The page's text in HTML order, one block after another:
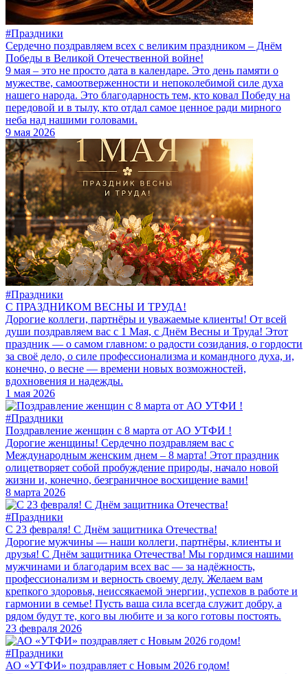
#Праздники
Сердечно поздравляем всех с великим праздником – Днём
Победы в Великой Отечественной войне!
9 мая – это не просто дата в календаре. Это день памяти о
мужестве, самоотверженности и непоколебимой силе духа
нашего народа. Это благодарность тем, кто ковал Победу на
передовой и в тылу, кто отдал самое ценное ради мирного
неба над нашими головами.
9 мая 2026
#Праздники
С ПРАЗДНИКОМ ВЕСНЫ И ТРУДА!
Дорогие коллеги, партнёры и уважаемые клиенты! От всей
души поздравляем вас с 1 Мая, с Днём Весны и Труда! Этот
праздник — о самом главном: о радости созидания, о гордости
за своё дело, о силе профессионализма и командного духа, и,
конечно, о весне — времени новых возможностей,
вдохновения и надежды.
1 мая 2026
#Праздники
Поздравление женщин с 8 марта от АО УТФИ !
Дорогие женщины! Сердечно поздравляем вас с
Международным женским днем – 8 марта! Этот праздник
олицетворяет собой пробуждение природы, начало новой
жизни и, конечно, безграничное восхищение вами!
8 марта 2026
#Праздники
С 23 февраля! С Днём защитника Отечества!
Дорогие мужчины — наши коллеги, партнёры, клиенты и
друзья! С Днём защитника Отечества! Мы гордимся нашими
мужчинами и благодарим всех вас — за надёжность,
профессионализм и верность своему делу. Желаем вам
крепкого здоровья, неиссякаемой энергии, успехов в работе и
гармонии в семье! Пусть ваша сила всегда служит добру, а
рядом будут те, кого вы любите и за кого готовы постоять.
23 февраля 2026
#Праздники
АО «УТФИ» поздравляет с Новым 2026 годом!